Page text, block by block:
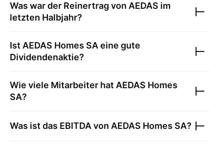
Was war der Reinertrag von AEDAS im
letzten Halbjahr?
Ist AEDAS Homes SA eine gute
Dividendenaktie?
Wie viele Mitarbeiter hat AEDAS Homes
SA?
Was ist das EBITDA von AEDAS Homes SA?